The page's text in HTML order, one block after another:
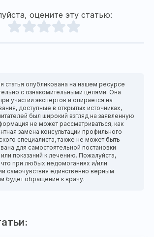
оцените эту статью:
статья опубликована на нашем ресурсе
с ознакомительными целями. Она
участии экспертов и опирается на
доступные в открытых источниках,
был широкий взгляд на заявленную
не может рассматриваться, как
замена консультации профильного
специалиста, также не может быть
для самостоятельной постановки
или показаний к лечению. Пожалуйста,
при любых недомоганиях и/или
самочувствия единственно верным
будет обращение к врачу.